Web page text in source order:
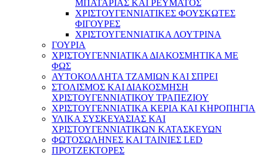
ΜΠΑΤΑΡΙΑΣ ΚΑΙ ΡΕΥΜΑΤΟΣ
ΧΡΙΣΤΟΥΓΕΝΝΙΑΤΙΚΕΣ ΦΟΥΣΚΩΤΕΣ
ΦΙΓΟΥΡΕΣ
ΧΡΙΣΤΟΥΓΕΝΝΙΑΤΙΚΑ ΛΟΥΤΡΙΝΑ
ΓΟΥΡΙΑ
ΧΡΙΣΤΟΥΓΕΝΝΙΑΤΙΚΑ ΔΙΑΚΟΣΜΗΤΙΚΑ ΜΕ
ΦΩΣ
ΑΥΤΟΚΟΛΛΗΤΑ ΤΖΑΜΙΩΝ ΚΑΙ ΣΠΡΕΙ
ΣΤΟΛΙΣΜΟΣ ΚΑΙ ΔΙΑΚΟΣΜΗΣΗ
ΧΡΙΣΤΟΥΓΕΝΝΙΑΤΙΚΟΥ ΤΡΑΠΕΖΙΟΥ
ΧΡΙΣΤΟΥΓΕΝΝΙΑΤΙΚΑ ΚΕΡΙΑ ΚΑΙ ΚΗΡΟΠΗΓΙΑ
ΥΛΙΚΑ ΣΥΣΚΕΥΑΣΙΑΣ ΚΑΙ
ΧΡΙΣΤΟΥΓΕΝΝΙΑΤΙΚΩΝ ΚΑΤΑΣΚΕΥΩΝ
ΦΩΤΟΣΩΛΗΝΕΣ ΚΑΙ ΤΑΙΝΙΕΣ LED
ΠΡΟΤΖΕΚΤΟΡΕΣ